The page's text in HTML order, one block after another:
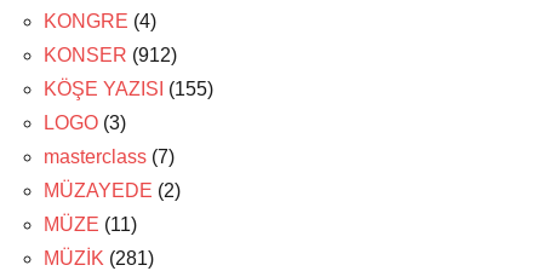
KONGRE (4)
KONSER (912)
KÖŞE YAZISI (155)
LOGO (3)
masterclass (7)
MÜZAYEDE (2)
MÜZE (11)
MÜZİK (281)